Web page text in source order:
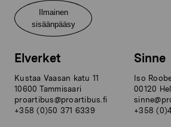
Ilmainen
sisäänpääsy
Elverket
Kustaa Vaasan katu 11
10600 Tammisaari
proartibus@proartibus.fi
+358 (0)50 371 6339
Sinne
Iso
00120
+358